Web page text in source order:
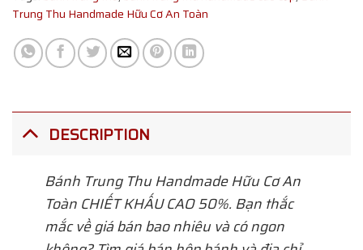
Trung Thu Handmade Hữu Cơ An Toàn
DESCRIPTION
Bánh Trung Thu Handmade Hữu Cơ An
Toàn CHIẾT KHẤU CAO 50%. Bạn thắc
mắc về giá bán bao nhiêu và có ngon